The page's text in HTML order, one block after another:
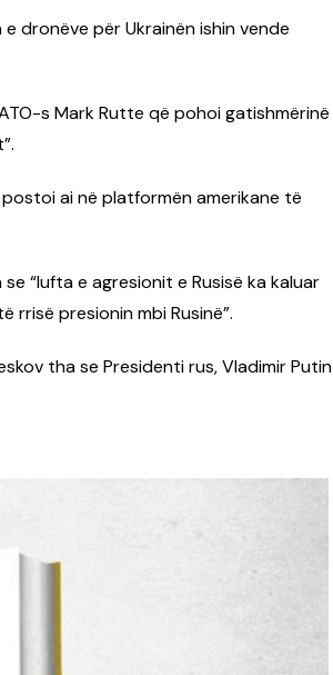
dronëve për Ukrainën ishin vende
s Mark Rutte që pohoi gatishmërinë
postoi ai në platformën amerikane të
“lufta e agresionit e Rusisë ka kaluar
rrisë presionin mbi Rusinë”.
tha se Presidenti rus, Vladimir Putin